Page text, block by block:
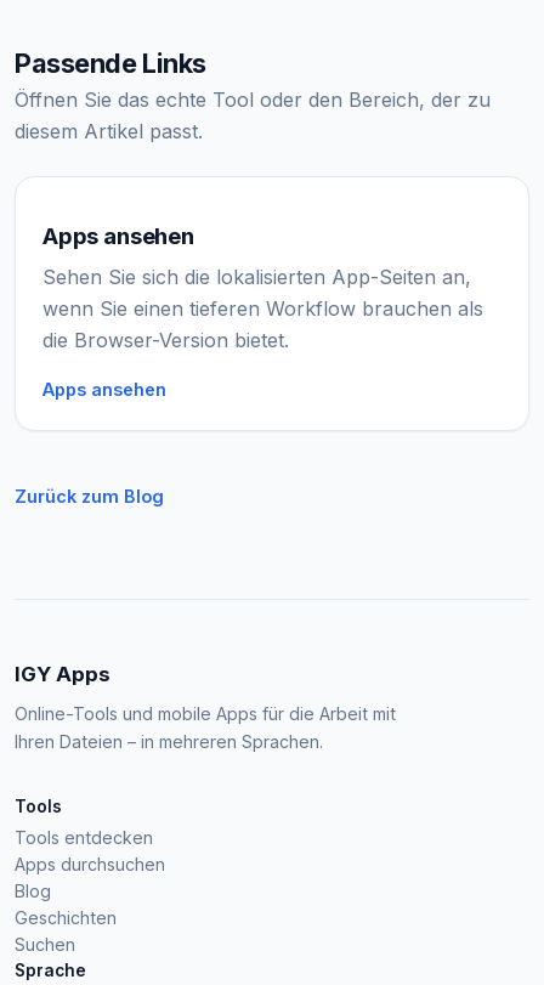
Passende Links
Öffnen Sie das echte Tool oder den Bereich, der zu
diesem Artikel passt.
Apps ansehen
Sehen Sie sich die lokalisierten App-Seiten an,
wenn Sie einen tieferen Workflow brauchen als
die Browser-Version bietet.
Apps ansehen
Zurück zum Blog
IGY Apps
Online-Tools und mobile Apps für die Arbeit mit
Ihren Dateien – in mehreren Sprachen.
Tools
Tools entdecken
Apps durchsuchen
Blog
Geschichten
Suchen
Sprache